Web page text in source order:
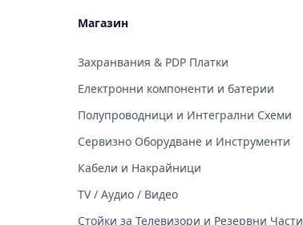
Магазин
Захранвания & PDP Платки
Електронни компоненти и батерии
Полупроводници и Интегрални Схеми
Сервизно Оборудване и Инструменти
Кабели и Накрайници
TV / Аудио / Видео
Стойки за Телевизори и Резервни Части